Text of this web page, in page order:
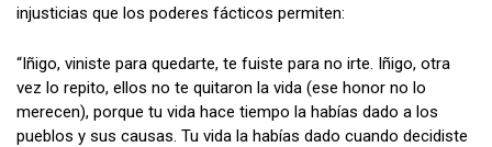
injusticias que los poderes fácticos permiten:
“Iñigo, viniste para quedarte, te fuiste para no irte. Iñigo, otra
vez lo repito, ellos no te quitaron la vida (ese honor no lo
merecen), porque tu vida hace tiempo la habías dado a los
pueblos y sus causas. Tu vida la habías dado cuando decidiste